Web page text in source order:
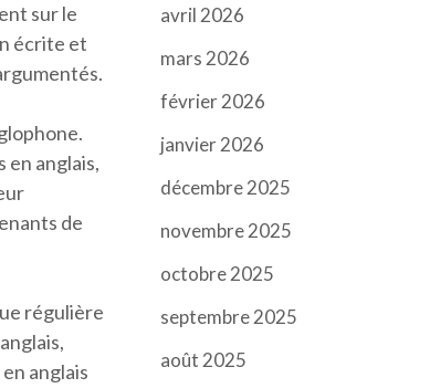
sur le
écrite et
anglais,
de
régulière
anglais
avril 2026
mars 2026
février 2026
janvier 2026
décembre 2025
novembre 2025
octobre 2025
septembre 2025
août 2025